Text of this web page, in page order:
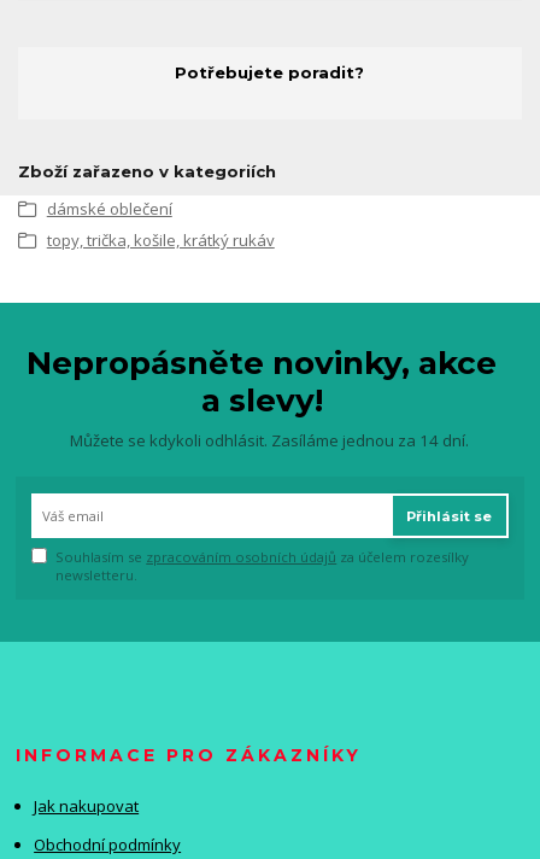
Potřebujete poradit?
Zboží zařazeno v kategoriích
dámské oblečení
topy, trička, košile, krátký rukáv
Nepropásněte novinky, akce
a slevy!
Můžete se kdykoli odhlásit. Zasíláme jednou za 14 dní.
Přihlásit se
Souhlasím se zpracováním osobních údajů za účelem rozesílky
newsletteru.
INFORMACE PRO ZÁKAZNÍKY
Jak nakupovat
Obchodní podmínky